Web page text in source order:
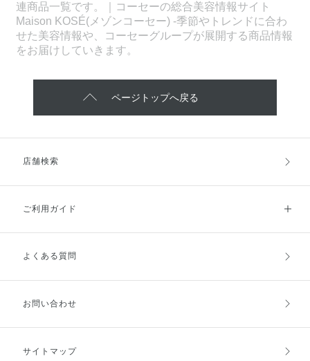
連商品一覧です。｜コーセーの総合美容情報サイト
Maison KOSÉ(メゾンコーセー) -季節やトレンドに合わ
せた美容情報や、コーセーグループが展開する商品情報
をお届けしていきます。
ページトップへ戻る
店舗検索
ご利用ガイド
ご利用ガイドトップ
お支払方法
キャンセル・返品・交換
よくある質問
お問い合わせ
サイトマップ